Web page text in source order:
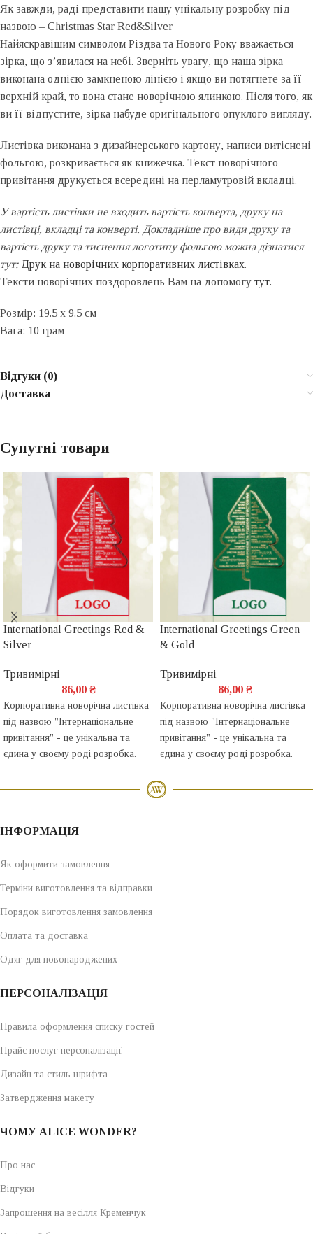
Як завжди, раді представити нашу унікальну розробку під
назвою – Christmas Star Red&Silver
Найяскравішим символом Різдва та Нового Року вважається
зірка, що з’явилася на небі. Зверніть увагу, що наша зірка
виконана однією замкненою лінією і якщо ви потягнете за її
верхній край, то вона стане новорічною ялинкою. Після того, як
ви її відпустите, зірка набуде оригінального опуклого вигляду.
Листівка виконана з дизайнерського картону, написи витіснені
фольгою, розкривається як книжечка. Текст новорічного
привітання друкується всередині на перламутровій вкладці.
У вартість листівки не входить вартість конверта, друку на
листівці, вкладці та конверті. Докладніше про види друку та
вартість друку та тиснення логотипу фольгою можна дізнатися
тут: Друк на новорічних корпоративних листівках.
Тексти новорічних поздоровлень Вам на допомогу тут.
Розмір: 19.5 x 9.5 см
Вага: 10 грам
Відгуки (0)
Доставка
Супутні товари
International Greetings Red &
Silver
Тривимірні
86,00 ₴
Корпоративна новорічна листівка
під назвою "Інтернаціональне
привітання" - це унікальна та
єдина у своєму роді розробка.
International Greetings Green
& Gold
Тривимірні
86,00 ₴
Корпоративна новорічна листівка
під назвою "Інтернаціональне
привітання" - це унікальна та
єдина у своєму роді розробка.
ІНФОРМАЦІЯ
Як оформити замовлення
Терміни виготовлення та відправки
Порядок виготовлення замовлення
Оплата та доставка
Одяг для новонароджених
ПЕРСОНАЛІЗАЦІЯ
Правила оформлення списку гостей
Прайс послуг персоналізації
Дизайн та стиль шрифта
Затвердження макету
ЧОМУ ALICE WONDER?
Про нас
Відгуки
Запрошення на весілля Кременчук